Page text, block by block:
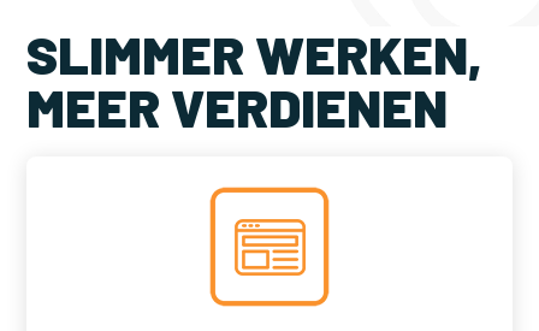
SLIMMER WERKEN,
MEER VERDIENEN